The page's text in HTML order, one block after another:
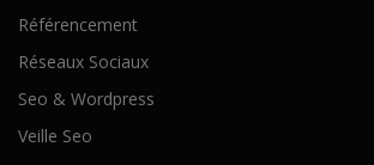
Référencement
Réseaux Sociaux
Seo & Wordpress
Veille Seo